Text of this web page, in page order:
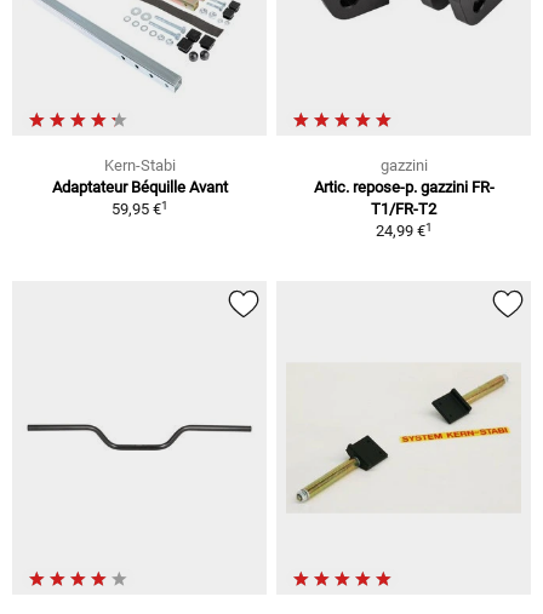
Kern-Stabi
Adaptateur Béquille Avant
59,95 €1
gazzini
Artic. repose-p. gazzini FR-
T1/FR-T2
24,99 €1